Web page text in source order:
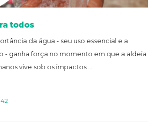
todos
da água - seu uso essencial e a
- ganha força no momento em que a aldeia
vive sob os impactos ...